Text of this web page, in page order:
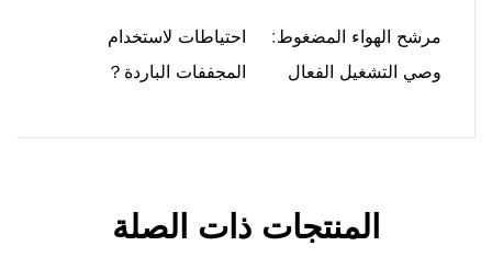
مرشح الهواء المضغوط:
وصي التشغيل الفعال
احتياطات لاستخدام
المجففات الباردة？
المنتجات ذات الصلة